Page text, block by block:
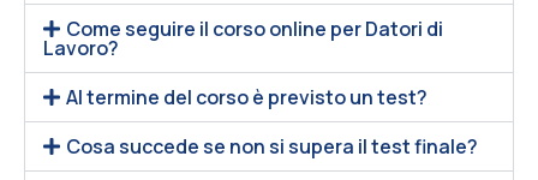
Come seguire il corso online per Datori di
Lavoro?
Al termine del corso è previsto un test?
Cosa succede se non si supera il test finale?